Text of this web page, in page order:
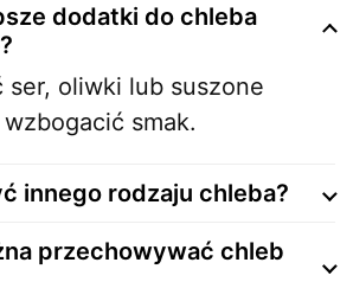
dodatki do chleba
ser, oliwki lub suszone
smak.
innego rodzaju chleba?
przechowywać chleb